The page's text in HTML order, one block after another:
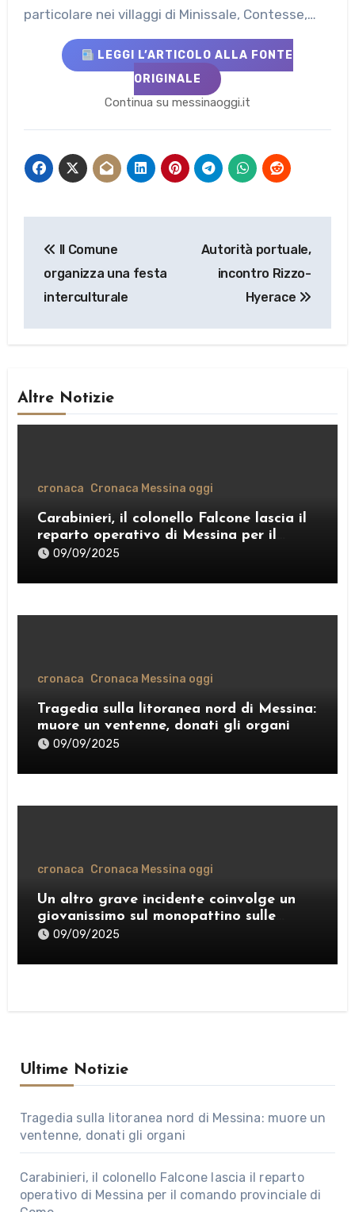
particolare nei villaggi di Minissale, Contesse,…
LEGGI L’ARTICOLO ALLA FONTE
ORIGINALE
Continua su messinaoggi.it
articoli
Il Comune
organizza una festa
interculturale
Autorità portuale,
incontro Rizzo-
Hyerace
Altre Notizie
cronaca Cronaca Messina oggi
Carabinieri, il colonello Falcone lascia il
reparto operativo di Messina per il
comando provinciale di Como
09/09/2025
cronaca Cronaca Messina oggi
Tragedia sulla litoranea nord di Messina:
muore un ventenne, donati gli organi
09/09/2025
cronaca Cronaca Messina oggi
Un altro grave incidente coinvolge un
giovanissimo sul monopattino sulle
strade di Messina
09/09/2025
Ultime Notizie
Tragedia sulla litoranea nord di Messina: muore un
ventenne, donati gli organi
Carabinieri, il colonello Falcone lascia il reparto
operativo di Messina per il comando provinciale di